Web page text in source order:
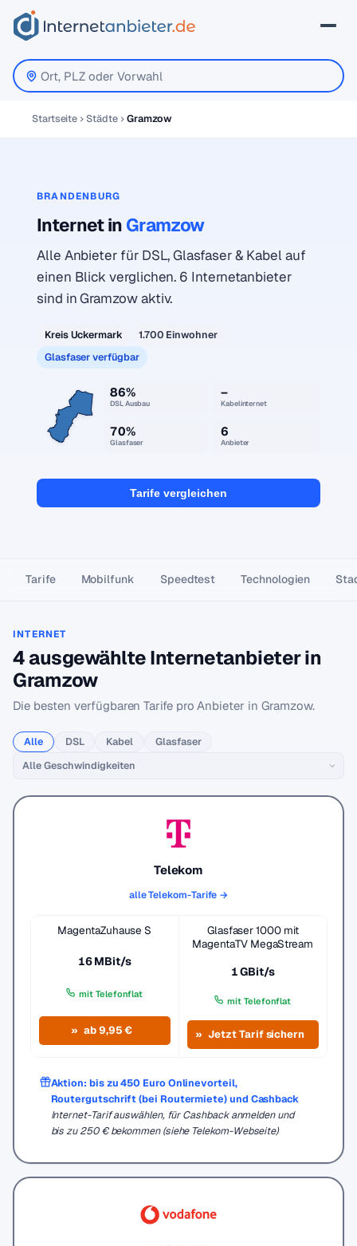
Startseite Städte Gramzow
BRANDENBURG
Internet in Gramzow
Alle Anbieter für DSL, Glasfaser & Kabel auf
einen Blick verglichen. 6 Internetanbieter
sind in Gramzow aktiv.
Kreis Uckermark
1.700 Einwohner
Glasfaser verfügbar
86%
DSL Ausbau
–
Kabelinternet
70%
Glasfaser
6
Anbieter
Tarife vergleichen
Tarife Mobilfunk Speedtest Technologien
INTERNET
4 ausgewählte Internetanbieter in
Gramzow
Die besten verfügbaren Tarife pro Anbieter in Gramzow.
Alle DSL Kabel Glasfaser
Telekom
alle Telekom-Tarife →
MagentaZuhause S
16 MBit/s
mit Telefonflat
ab 9,95 €
Glasfaser 1000 mit
MagentaTV MegaStream
1 GBit/s
mit Telefonflat
Jetzt Tarif sichern
Aktion: bis zu 450 Euro Onlinevorteil,
Routergutschrift (bei Routermiete) und Cashback
Internet-Tarif auswählen, für Cashback anmelden und
bis zu 250 € bekommen (siehe Telekom-Webseite)